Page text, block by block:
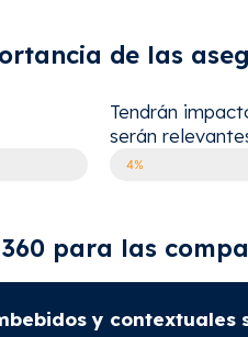
de las
Tendrán
serán
4%
para las
y contextuales